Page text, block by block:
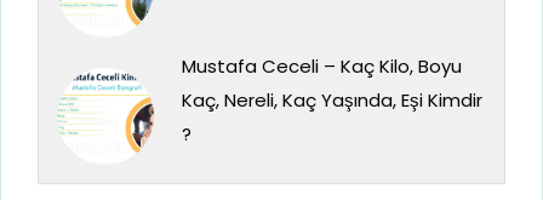
Mustafa Ceceli – Kaç Kilo, Boyu
Kaç, Nereli, Kaç Yaşında, Eşi Kimdir
?